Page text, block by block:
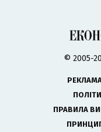
© 2005-
ПРАВИЛА